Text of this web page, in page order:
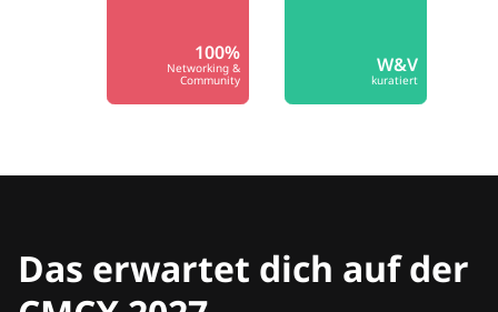
100%
Networking &
Community
W&V
kuratiert
Das erwartet dich auf der